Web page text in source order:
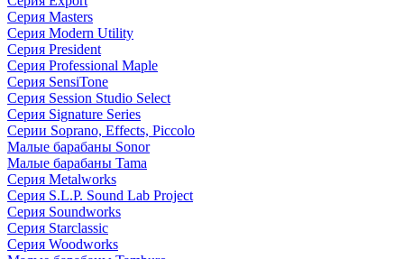
Серия Masters
Серия Modern Utility
Серия President
Серия Professional Maple
Серия SensiTone
Серия Session Studio Select
Серия Signature Series
Серии Soprano, Effects, Piccolo
Малые барабаны Sonor
Малые барабаны Tama
Серия Metalworks
Серия S.L.P. Sound Lab Project
Серия Soundworks
Серия Starclassic
Серия Woodworks